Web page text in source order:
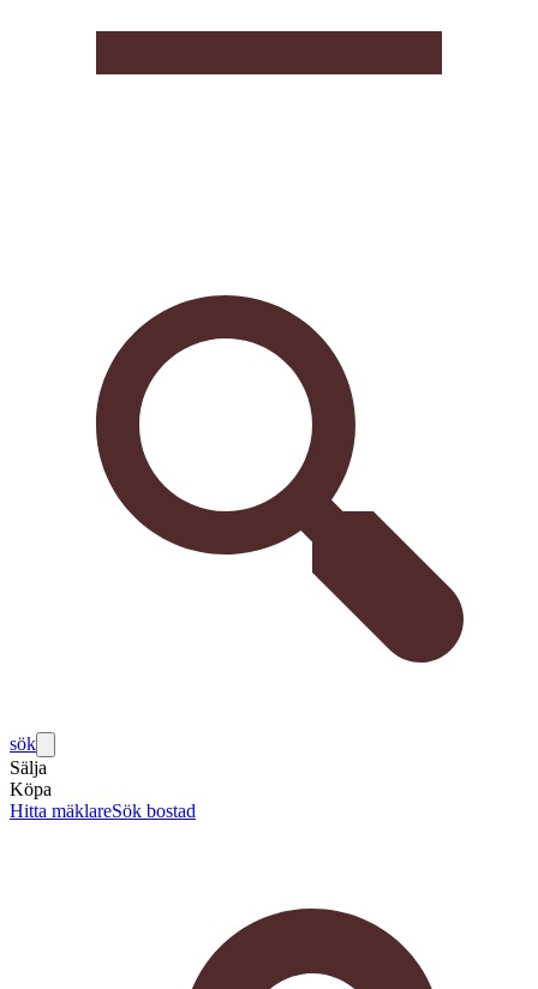
sök
Sälja
Köpa
Hitta mäklareSök bostad